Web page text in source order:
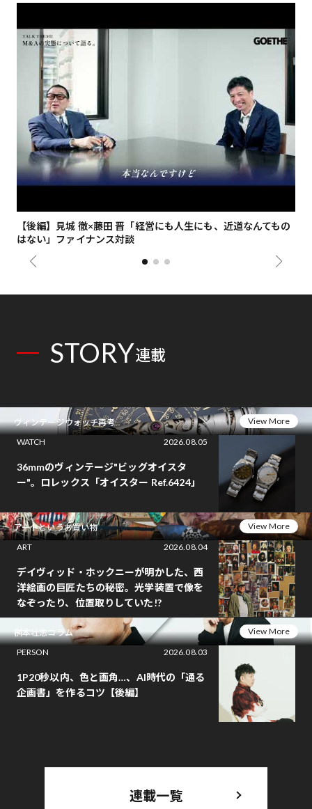
【後編】見城 徹×藤田 晋「経営にも人生にも、近道なんてもの
はない」ファイナンス対談
STORY連載
ヴィンテージウォッチ再考
View More
WATCH
2026.08.05
36mmのヴィンテージ"ビッグオイスタ
ー"。ロレックス「オイスター Ref.6424」
アートというお買い物
View More
ART
2026.08.04
デイヴィッド・ホックニーが明かした、西
洋絵画の巨匠たちの秘密。光学装置で像を
なぞったり、位置取りしていた!?
桝本壮志コラム
View More
PERSON
2026.08.03
1P20秒以内、色と画角…、AI時代の「通る
企画書」を作るコツ【後編】
連載一覧